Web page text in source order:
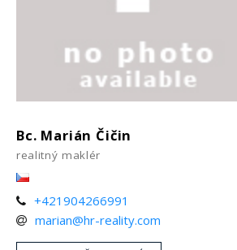
Bc. Marián Čičin
realitný maklér
+421904266991
marian@hr-reality.com